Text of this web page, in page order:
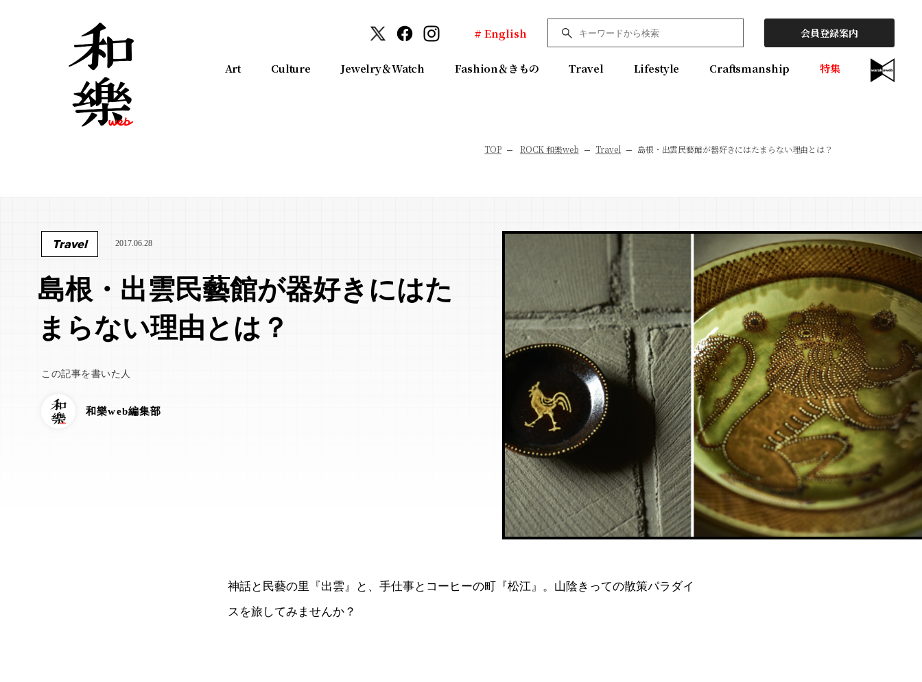
# English 会員登録案内
Art Culture Jewelry＆Watch Fashion＆きもの Travel Lifestyle Craftsmanship 特集
TOP ROCK 和樂web Travel 島根・出雲民藝館が器好きにはたまらない理由とは？
Travel 2017.06.28
島根・出雲民藝館が器好きにはた
まらない理由とは？
この記事を書いた人
和樂web編集部
神話と民藝の里『出雲』と、手仕事とコーヒーの町『松江』。山陰きっての散策パラダイ
スを旅してみませんか？